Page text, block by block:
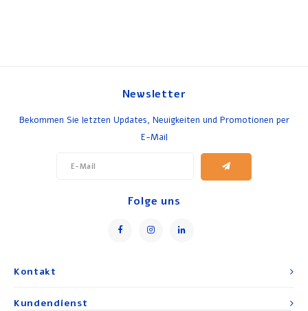
Kontakt
Newsletter
Bekommen Sie letzten Updates, Neuigkeiten und Promotionen per
E-Mail
Folge uns
Kundendienst